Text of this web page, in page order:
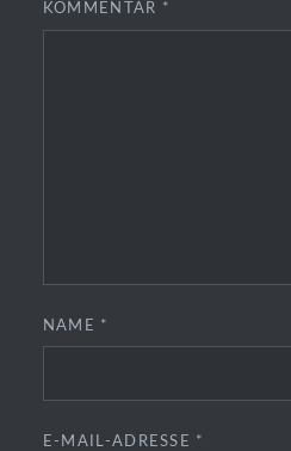
KOMMENTAR *
NAME *
E-MAIL-ADRESSE *